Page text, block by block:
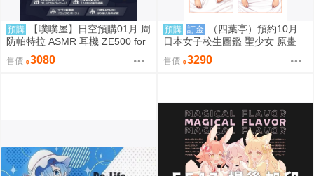
預購
【噗噗屋】日空預購01月 周
防帕特拉 ASMR 耳機 ZE500 for
ASMR CyberPatra
售價 3080
預購 訂金
（四葉亭）預約10月
日本女子校生圖鑑 聖少女 原畫
早乙女つぐみ 日曬ver 抱枕套 08
26
售價 3290